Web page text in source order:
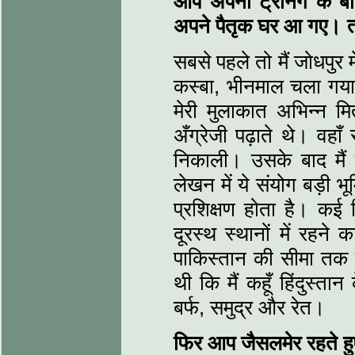
अपने पैतृक घर आ गए।
सबसे पहले तो मैं जोधपुर
कस्बा, भीनमाल चला
मेरी मुलाकात अभिन्न
अँग्रेजी पढ़ाते थे। वहाँ
निकाली। उसके बाद
लेखन में ये संयोग बड़ी
प्रशिक्षण होता है। कई
दूरस्थ स्थानों में रहने
पाकिस्तान की सीमा
थी कि मैं कहूँ
बर्फ, समुद्र और रेत।
फिर आप जैसलमेर रहते